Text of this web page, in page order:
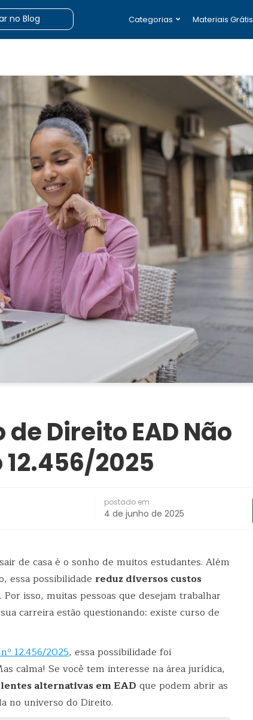
Categorias Materiais Grátis
Direito EAD Não
2025
postado em
4 de junho de 2025
de casa é o sonho de muitos estudantes. Além
essa possibilidade reduz diversos custos
. Por isso, muitas pessoas que desejam trabalhar
carreira estão questionando: existe curso de
12.456/2025, essa possibilidade foi
calma! Se você tem interesse na área jurídica,
alternativas em EAD que podem abrir as
no universo do Direito.